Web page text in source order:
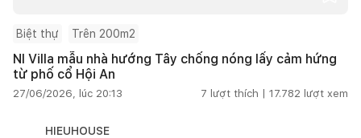
Biệt thự Trên 200m2
NI Villa mẫu nhà hướng Tây chống nóng lấy cảm hứng
từ phố cổ Hội An
27/06/2026, lúc 20:13 7 lượt thích | 17.782 lượt xem
HIEUHOUSE